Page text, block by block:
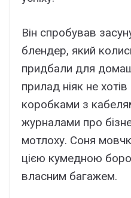
Він спробував
блендер, який
придбали для
прилад ніяк не
коробками з
журналами про
мотлоху. Соня
цією кумедною
власним багажем.